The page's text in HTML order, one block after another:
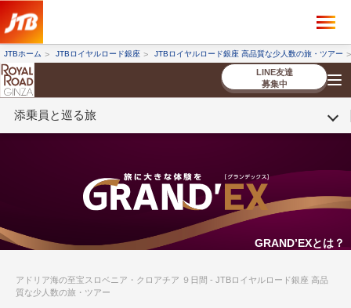
JTBホーム JTBロイヤルロード銀座 JTBロイヤルロード銀座 高品質な少人数の旅・ツアー
LINE友達
募集中
添乗員と巡る旅
の流れ
なさまへ
条件から探す
条件から探す
条件から探す
条件から探す
GRAND’EXとは？
アドリア海の至宝スロベニア・クロアチア ９日間 - JTBロイヤルロード銀座 高品
質な少人数の旅・ツアー
ツアーを探す ×
海外ツアー 国内ツアー